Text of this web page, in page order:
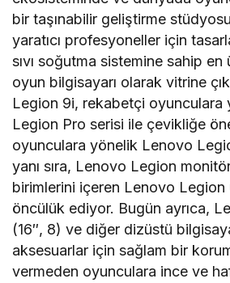
bir taşınabilir geliştirme
yaratıcı profesyoneller için
sıvı soğutma sistemine sahip
oyun bilgisayarı olarak vitrine
Legion 9i, rekabetçi oyunculara
Legion Pro serisi ile çevikliğe
oyunculara yönelik Lenovo
yanı sıra, Lenovo Legion
birimlerini içeren Lenovo Legion
öncülük ediyor. Bugün ayrıca,
(16″, 8) ve diğer dizüstü
aksesuarlar için sağlam bir
vermeden oyunculara ince ve